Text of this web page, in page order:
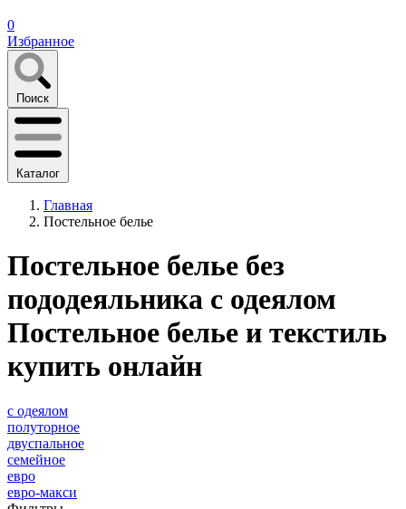
0
Избранное
Поиск
Каталог
Главная
Постельное белье
Постельное белье без
пододеяльника с одеялом
Постельное белье и текстиль
купить онлайн
с одеялом
полуторное
двуспальное
семейное
евро
евро-макси